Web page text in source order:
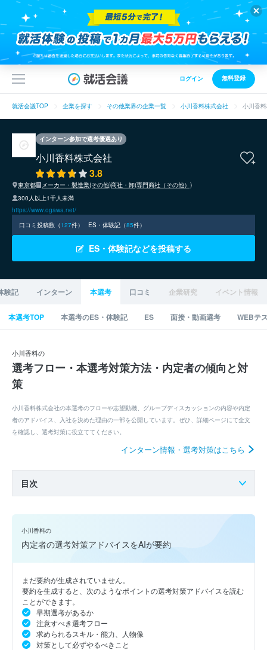
ログイン 無料登録
就活会議TOP 企業を探す その他業界の企業一覧 小川香料株式会社 小川香
インターン参加で選考優遇あり
小川香料株式会社
3.8
東京都 メーカー・製造業(その他)商社・卸(専門商社（その他）)
300人以上1千人未満
https://www.ogawa.net/
口コミ投稿数（127件） ES・体験記（85件）
ES・体験記などを投稿する
験記 インターン 本選考 口コミ 企業研究 イベント情報
本選考TOP 本選考のES・体験記 ES 面接・動画選考 WEBテ
小川香料の
選考フロー・本選考対策方法・内定者の傾向と対
策
小川香料株式会社の本選考のフローや志望動機、グループディスカッションの内容や内定
者のアドバイス、入社を決めた理由の一部を公開しています。ぜひ、詳細ページにて全文
を確認し、選考対策に役立ててください。
インターン情報・選考対策はこちら
目次
小川香料の
内定者の選考対策アドバイスをAIが要約
まだ要約が生成されていません。
要約を生成すると、次のようなポイントの選考対策アドバイスを読む
ことができます。
早期選考があるか
注意すべき選考フロー
求められるスキル・能力、人物像
対策として必ずやるべきこと